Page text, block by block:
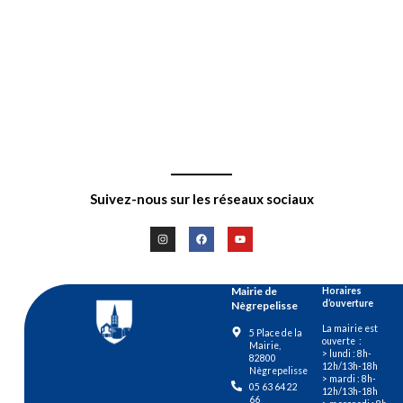
Suivez-nous sur les réseaux sociaux
Mairie de
Nègrepelisse
5 Place de la
Mairie,
82800
Nègrepelisse
05 63 64 22
66
Horaires
d’ouverture
La mairie est
ouverte :
> lundi : 8h-
12h/13h-18h
> mardi : 8h-
12h/13h-18h